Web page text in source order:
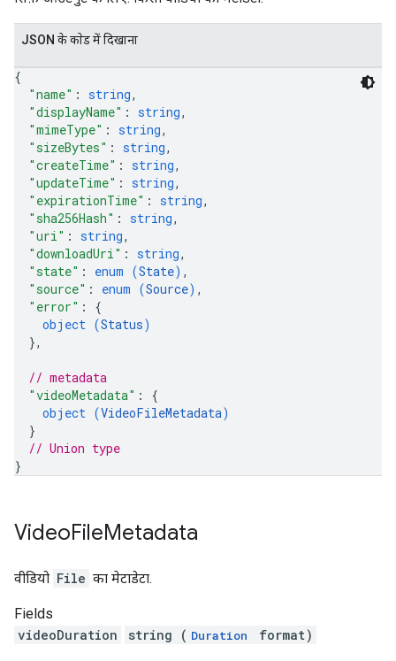
JSON के काेड में दिखाना
{
"name" : string,
"displayName" : string,
"mimeType" : string,
"sizeBytes" : string,
"createTime" : string,
"updateTime" : string,
"expirationTime" : string,
"sha256Hash" : string,
"uri" : string,
"downloadUri" : string,
"state" : enum (State) ,
"source" : enum (Source) ,
"error" : {
object (Status)
},
// metadata
"videoMetadata" : {
object (VideoFileMetadata)
}
// Union type
}
VideoFileMetadata
वीडियो File का मेटाडेटा.
Fields
videoDuration
string ( Duration format)